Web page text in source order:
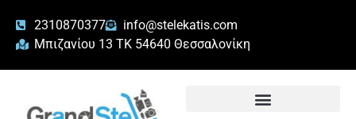
2310870377
info@stelekatis.com
Μπιζανίου 13 ΤΚ 54640 Θεσσαλονίκη